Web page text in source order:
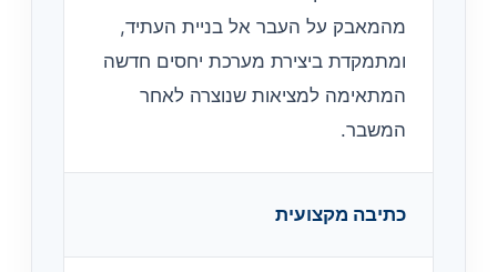
מהמאבק על העבר אל בניית העתיד,
ומתמקדת ביצירת מערכת יחסים חדשה
המתאימה למציאות שנוצרה לאחר
המשבר.
כתיבה מקצועית